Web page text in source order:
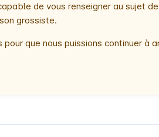
de vous renseigner au sujet
grossiste.
que nous puissions continuer à